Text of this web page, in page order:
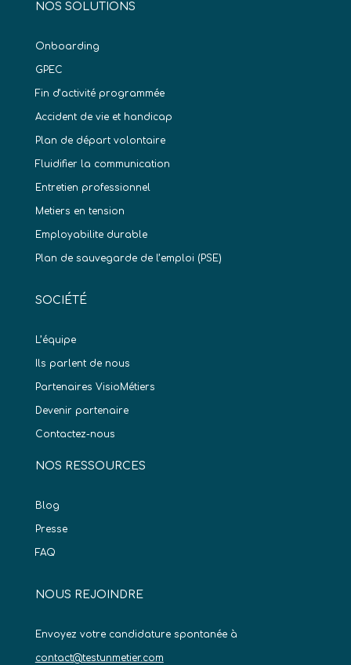
NOS SOLUTIONS
Onboarding
GPEC
Fin d’activité programmée
Accident de vie et handicap
Plan de départ volontaire
Fluidifier la communication
Entretien professionnel
Metiers en tension
Employabilite durable
Plan de sauvegarde de l’emploi (PSE)
SOCIÉTÉ
L’équipe
Ils parlent de nous
Partenaires VisioMétiers
Devenir partenaire
Contactez-nous
NOS RESSOURCES
Blog
Presse
FAQ
NOUS REJOINDRE
Envoyez votre candidature spontanée à
contact@testunmetier.com